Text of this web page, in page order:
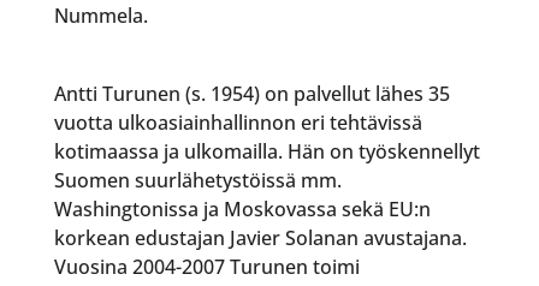
Nummela.
Antti Turunen (s. 1954) on palvellut lähes 35
vuotta ulkoasiainhallinnon eri tehtävissä
kotimaassa ja ulkomailla. Hän on työskennellyt
Suomen suurlähetystöissä mm.
Washingtonissa ja Moskovassa sekä EU:n
korkean edustajan Javier Solanan avustajana.
Vuosina 2004-2007 Turunen toimi